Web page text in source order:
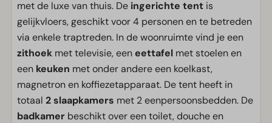
met de luxe van thuis. De ingerichte tent is
gelijkvloers, geschikt voor 4 personen en te betreden
via enkele traptreden. In de woonruimte vind je een
zithoek met televisie, eeneettafel met stoelen en
een keuken met onder andere een koelkast,
magnetron en koffiezetapparaat. De tent heeft in
totaal 2 slaapkamers met 2 eenpersoonsbedden. De
badkamer beschikt over een toilet, douche en